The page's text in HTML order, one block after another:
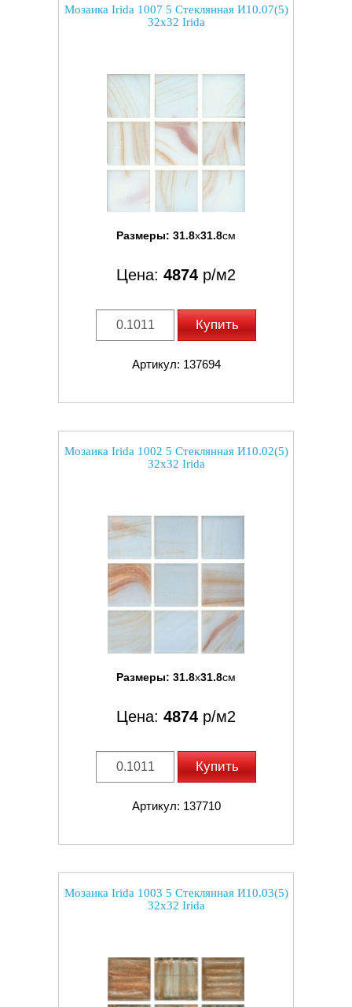
Мозаика Irida 1007 5 Стеклянная И10.07(5)
32x32 Irida
Размеры: 31.8x31.8см
Цена: 4874 р/м2
Купить
Артикул: 137694
Мозаика Irida 1002 5 Стеклянная И10.02(5)
32x32 Irida
Размеры: 31.8x31.8см
Цена: 4874 р/м2
Купить
Артикул: 137710
Мозаика Irida 1003 5 Стеклянная И10.03(5)
32x32 Irida